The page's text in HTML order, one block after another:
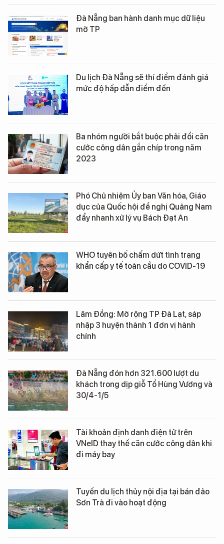
Đà Nẵng ban hành danh mục dữ liệu
mở TP
Du lịch Đà Nẵng sẽ thí điểm đánh giá
mức độ hấp dẫn điểm đến
Ba nhóm người bắt buộc phải đổi căn
cước công dân gắn chíp trong năm
2023
Phó Chủ nhiệm Ủy ban Văn hóa, Giáo
dục của Quốc hội đề nghị Quảng Nam
đẩy nhanh xử lý vụ Bách Đạt An
WHO tuyên bố chấm dứt tình trạng
khẩn cấp y tế toàn cầu do COVID-19
Lâm Đồng: Mở rộng TP Đà Lạt, sáp
nhập 3 huyện thành 1 đơn vị hành
chính
Đà Nẵng đón hơn 321.600 lượt du
khách trong dịp giỗ Tổ Hùng Vương và
30/4-1/5
Tài khoản định danh điện tử trên
VNeID thay thế căn cước công dân khi
đi máy bay
Tuyến du lịch thủy nội địa tại bán đảo
Sơn Trà đi vào hoạt động